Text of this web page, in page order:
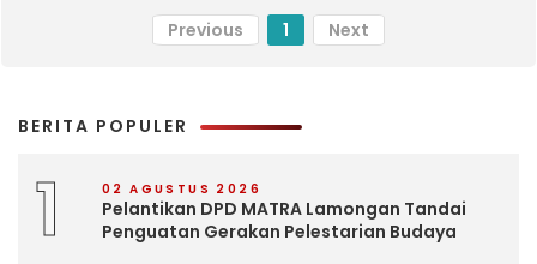
Previous 1 Next
BERITA POPULER
1 02 AGUSTUS 2026
Pelantikan DPD MATRA Lamongan Tandai
Penguatan Gerakan Pelestarian Budaya